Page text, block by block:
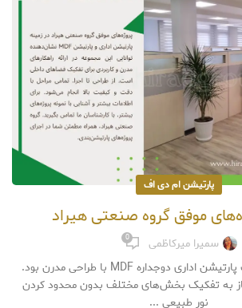
پارتیشن ام دی اف
موفق گروه صنعتی هیراد
سمیرا میرکاظمی 0
این پروژه شامل نصب پارتیشن اداری دوجداره MDF با طراحی مدرن بود.
به تفکیک بخش‌های مختلف بدون محدود کردن
نور طبیعی ...